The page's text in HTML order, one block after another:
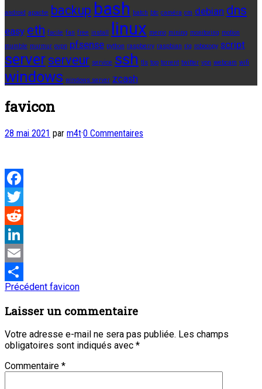
android apache backup bash batch btc caméra cm debian dns
easy eth facile fan free install linux memo mining monitoring motion
mumble murmur ovpn pfsense python raspberry raspbian rig robocopy script
server serveur service ssh tls top torrent twitter vpn webcam wifi
windows windows server zcash
favicon
28 mai 2021 par m4t·0 Commentaires
Facebook
Twitter
Reddit
LinkedIn
Email
Partager
Navigation
de
l’article
Précédent Article
:
favicon
Laisser un commentaire
Votre adresse e-mail ne sera pas publiée. Les champs
obligatoires sont indiqués avec *
Commentaire *